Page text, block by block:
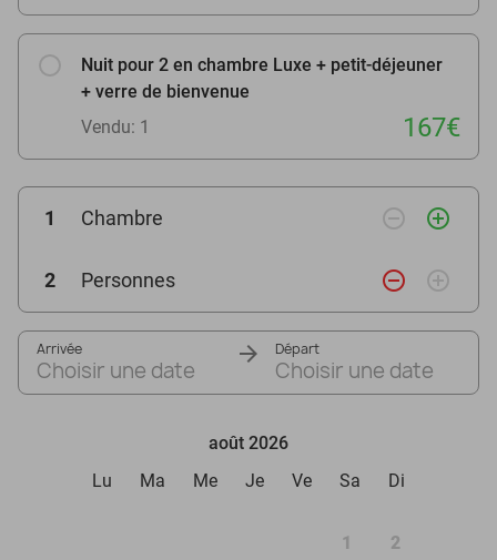
Nuit pour 2 en chambre Luxe + petit-déjeuner
+ verre de bienvenue
Vendu: 1
167€
1 Chambre remove_circle_outline add_circle_outline
2 Personnes remove_circle_outline add_circle_outline
Arrivée
Choisir une date
Départ
Choisir une date
août 2026
Lu
Ma Me Je Ve Sa Di
1 2